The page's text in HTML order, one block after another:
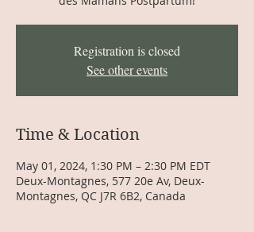
Registration is closed
See other events
Time & Location
May 01, 2024, 1:30 PM – 2:30 PM EDT
Deux-Montagnes, 577 20e Av, Deux-
Montagnes, QC J7R 6B2, Canada